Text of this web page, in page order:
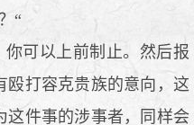
“
可以上前制止。然后报
殴打容克贵族的意向，这
这件事的涉事者，同样会